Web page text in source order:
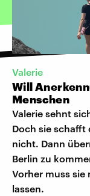
Valerie
Will
Menschen
Valerie sehnt
Doch sie schafft
nicht. Dann
Berlin zu
Vorher muss sie
lassen.